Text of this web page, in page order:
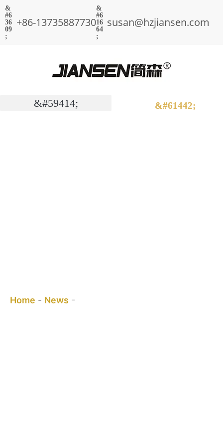
+86-13735887730 susan@hzjiansen.com
Home - News -